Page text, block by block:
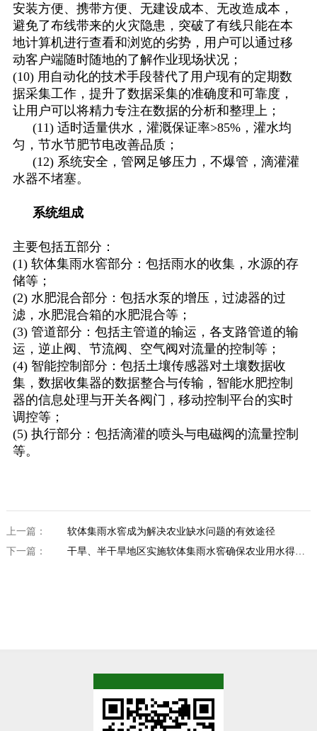
安装方便、携带方便、无建设成本、无改造成本，
避免了布线带来的火灾隐患，突破了有线只能在本
地计算机进行查看和浏览的劣势，用户可以通过移
动客户端随时随地的了解作业现场状况；
(10) 用自动化的技术手段替代了用户现有的定期数
据采集工作，提升了数据采集的准确度和可靠度，
让用户可以将精力专注在数据的分析和整理上；
(11) 适时适量供水，灌溉保证率>85%，灌水均
匀，节水节肥节电改善品质；
(12) 系统安全，管网足够压力，不爆管，滴灌灌
水器不堵塞。
系统组成
主要包括五部分：
(1) 软体集雨水窖部分：包括雨水的收集，水源的存
储等；
(2) 水肥混合部分：包括水泵的增压，过滤器的过
滤，水肥混合箱的水肥混合等；
(3) 管道部分：包括主管道的输运，各支路管道的输
运，逆止阀、节流阀、空气阀对流量的控制等；
(4) 智能控制部分：包括土壤传感器对土壤数据收
集，数据收集器的数据整合与传输，智能水肥控制
器的信息处理与开关各阀门，移动控制平台的实时
调控等；
(5) 执行部分：包括滴灌的喷头与电磁阀的流量控制
等。
上一篇：
软体集雨水窖成为解决农业缺水问题的有效途径
下一篇：
干旱、半干旱地区实施软体集雨水窖确保农业用水得到